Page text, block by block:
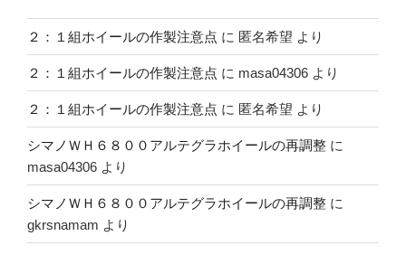
２：１組ホイールの作製注意点 に 匿名希望 より
２：１組ホイールの作製注意点 に masa04306 より
２：１組ホイールの作製注意点 に 匿名希望 より
シマノＷＨ６８００アルテグラホイールの再調整 に
masa04306 より
シマノＷＨ６８００アルテグラホイールの再調整 に
gkrsnamam より